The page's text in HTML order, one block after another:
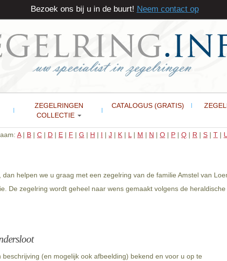
ZEGELRINGEN
COLLECTIE
CATALOGUS (GRATIS)
A| B | C | D | E | F | G | H | I | J | K | L | M | N | O | P | Q | R | S | T |
helpen we u graag met een zegelring van de familie Amstel van
De zegelring wordt geheel naar wens gemaakt volgens de
(en mogelijk ook afbeelding) bekend en voor u op te
Bezoek ons bij u in de buurt! Neem contact op